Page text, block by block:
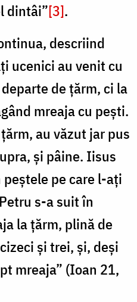
dintâi”[3].
descriind
ucenici au venit cu
de ţărm, ci la
mreaja cu peşti.
au văzut jar pus
şi pâine. Iisus
pe care l-aţi
s-a suit în
la ţărm, plină de
şi trei, şi, deşi
mreaja” (Ioan 21,